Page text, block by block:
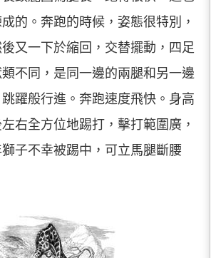
的。奔跑的時候，姿態很特別，
又一下於縮回，交替擺動，四足
不同，是同一邊的兩腿和另一邊
躍般行進。奔跑速度飛快。身高
右全方位地踢打，擊打範圍廣，
子不幸被踢中，可立馬腿斷腰